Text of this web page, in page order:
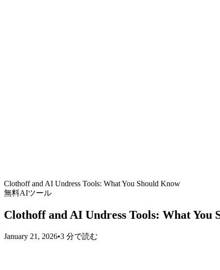
Clothoff and AI Undress Tools: What You Should Know
無料AIツール
Clothoff and AI Undress Tools: What You
January 21, 2026•3 分で読む